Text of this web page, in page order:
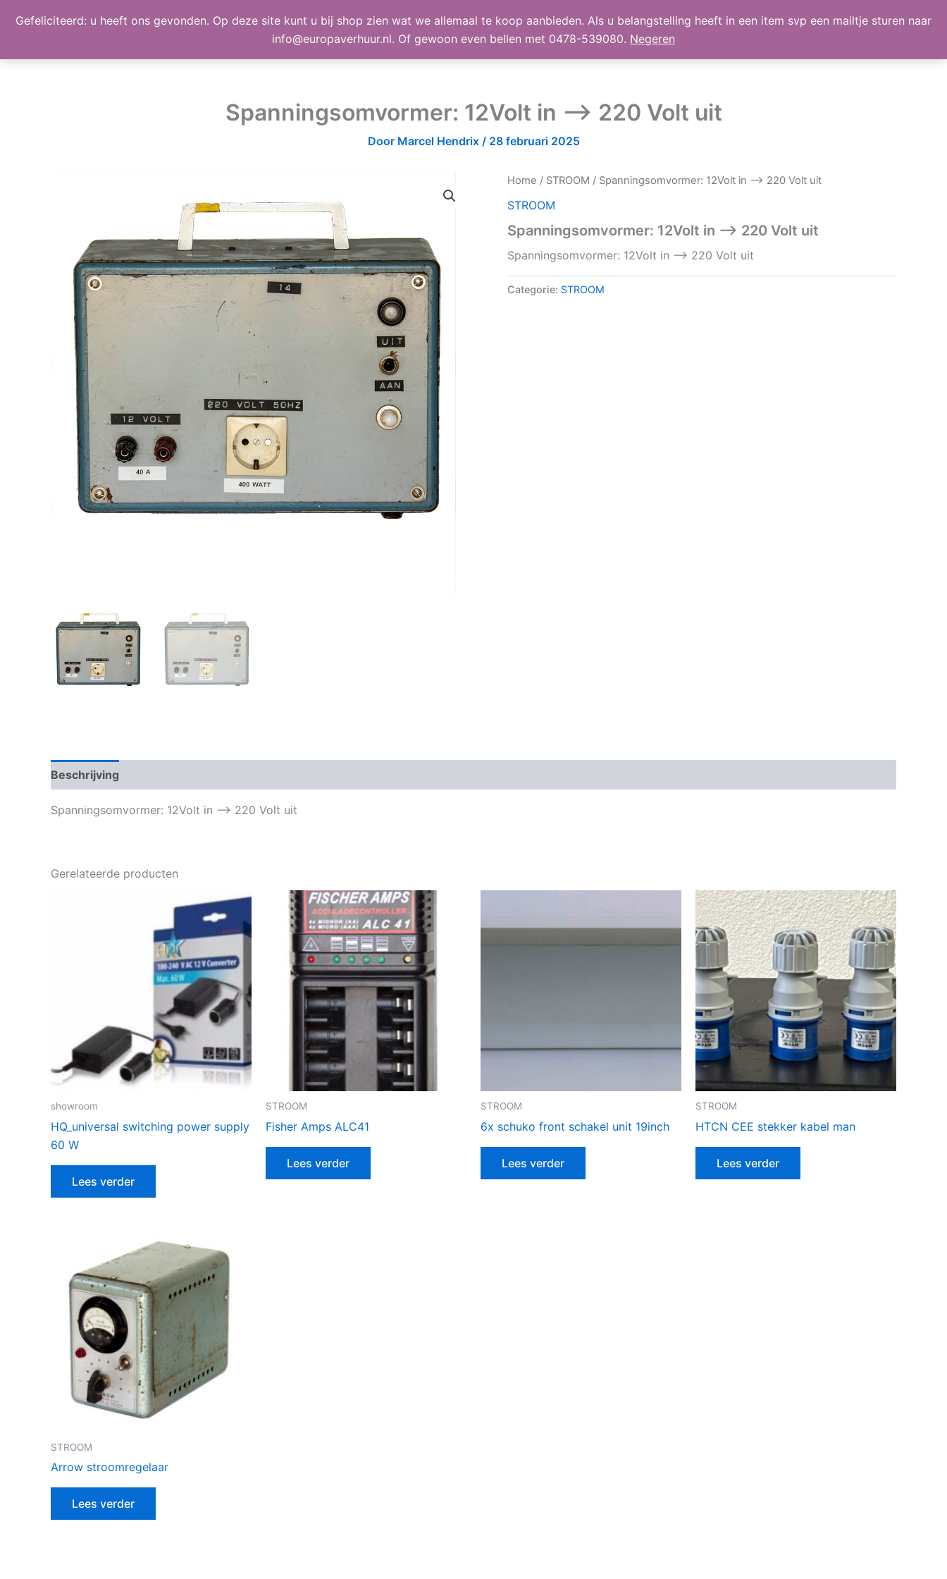
Gefeliciteerd: u heeft ons gevonden. Op deze site kunt u bij shop zien wat we allemaal te koop aanbieden. Als u belangstelling heeft in een item svp een mailtje sturen naar
info@europaverhuur.nl. Of gewoon even bellen met 0478-539080. Negeren
naar
inhoud
BEELD, GELUID, LICHT TE KOOP Shop Winkelmand Mijn Account Nieuws retour
Spanningsomvormer: 12Volt in –> 220 Volt uit
Door Marcel Hendrix / 28 februari 2025
Home / STROOM / Spanningsomvormer: 12Volt in –> 220 Volt uit
STROOM
Spanningsomvormer: 12Volt in –> 220 Volt uit
Spanningsomvormer: 12Volt in –> 220 Volt uit
Categorie: STROOM
Beschrijving
Spanningsomvormer: 12Volt in –> 220 Volt uit
Gerelateerde producten
showroom
HQ_universal switching power supply
60 W
Lees verder
STROOM
Fisher Amps ALC41
Lees verder
STROOM
6x schuko front schakel unit 19inch
Lees verder
STROOM
HTCN CEE stekker kabel man
Lees verder
STROOM
Arrow stroomregelaar
Lees verder